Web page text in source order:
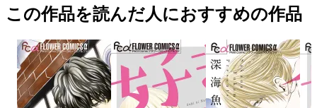
この作品を読んだ人におすすめの作品